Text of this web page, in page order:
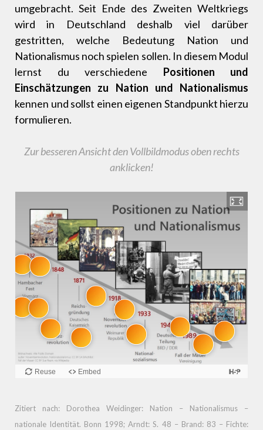
umgebracht. Seit Ende des Zweiten Weltkriegs
wird in Deutschland deshalb viel darüber
gestritten, welche Bedeutung Nation und
Nationalismus noch spielen sollen. In diesem Modul
lernst du verschiedene Positionen und
Einschätzungen zu Nation und Nationalismus
kennen und sollst einen eigenen Standpunkt hierzu
formulieren.
Zur besseren Ansicht den Vollbildmodus oben rechts
anklicken!
Zitiert nach: Dorothea Weidinger: Nation – Nationalismus –
nationale Identität. Bonn 1998; Arndt: S. 48 – Brand: 83 – Fichte: